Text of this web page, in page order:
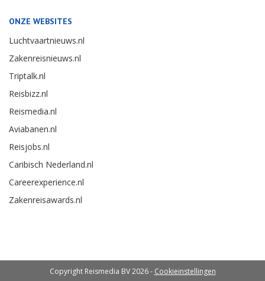
ONZE WEBSITES
Luchtvaartnieuws.nl
Zakenreisnieuws.nl
Triptalk.nl
Reisbizz.nl
Reismedia.nl
Aviabanen.nl
Reisjobs.nl
Caribisch Nederland.nl
Careerexperience.nl
Zakenreisawards.nl
Copyright Reismedia BV 2026 - Cookieinstellingen